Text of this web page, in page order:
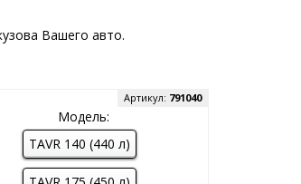
Вашего авто.
Артикул: 791040
Модель:
TAVR 140 (440 л)